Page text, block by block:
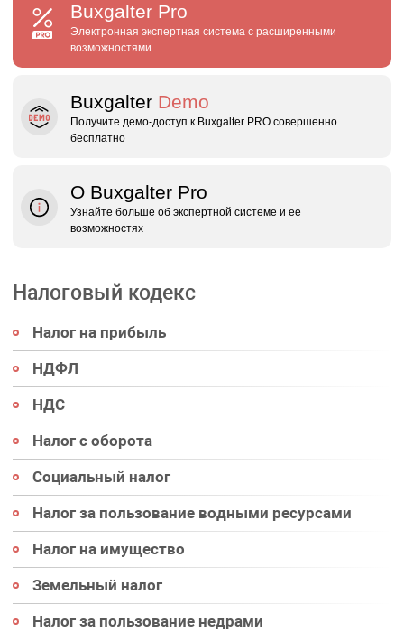
Buxgalter Pro
Электронная экспертная система с расширенными
возможностями
Buxgalter Demo
Получите демо‑доступ к Buxgalter PRO совершенно
бесплатно
О Buxgalter Pro
Узнайте больше об экспертной системе и ее
возможностях
Налоговый кодекс
Налог на прибыль
НДФЛ
НДС
Налог с оборота
Социальный налог
Налог за пользование водными ресурсами
Налог на имущество
Земельный налог
Налог за пользование недрами